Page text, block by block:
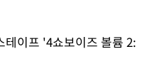
테이프 '4쇼보이즈 볼륨 2: